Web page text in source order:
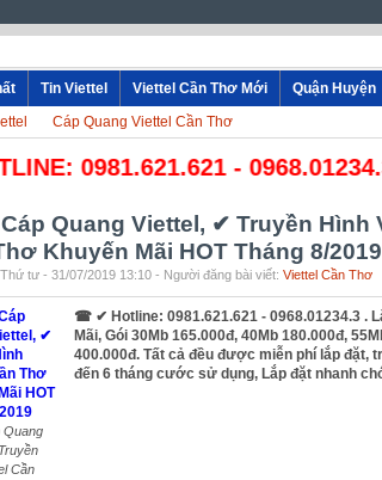
Tin Viettel Viettel Cần Thơ Mới Quận Huyện
Cáp Quang Viettel Cần Thơ
0981.621.621 -
Quang Viettel, ✔‎ Truyền Hình
Khuyến Mãi HOT Tháng 8/2019
tư - 31/07/2019 13:10 - Người đăng bài viết: Viettel Cần Thơ
Cần
☎ ✔ Hotline: 0981.621.621 - 0968.01234.3 .
Mãi, Gói 30Mb 165.000đ, 40Mb 180.000đ,
400.000đ. Tất cả đều được miễn phí lắp đặt,
đến 6 tháng cước sử dụng, Lắp đặt nhanh